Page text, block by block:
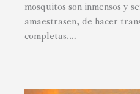
mosquitos son inmensos y
amaestrasen, de hacer
completas.…